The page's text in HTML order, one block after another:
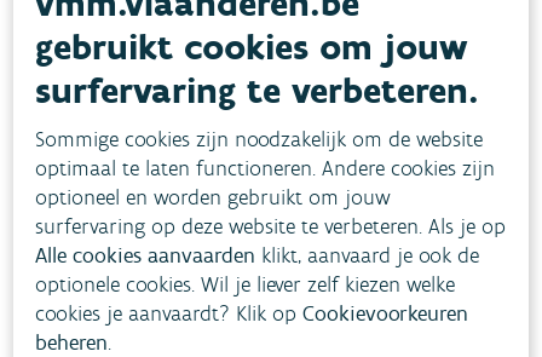
gebruikt cookies om jouw
surfervaring te verbeteren.
Sommige cookies zijn noodzakelijk om de website
optimaal te laten functioneren. Andere cookies zijn
optioneel en worden gebruikt om jouw
surfervaring op deze website te verbeteren. Als je op
Alle cookies aanvaarden klikt, aanvaard je ook de
optionele cookies. Wil je liever zelf kiezen welke
cookies je aanvaardt? Klik opCookievoorkeuren
beheren.